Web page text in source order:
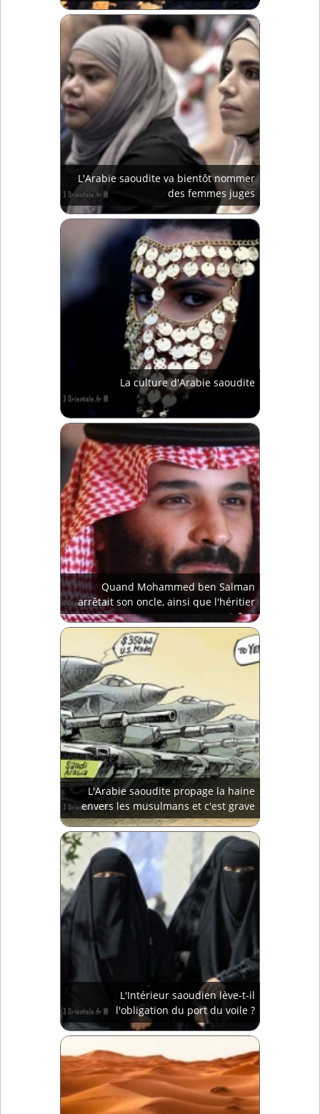
L'Arabie saoudite va bientôt nommer
des femmes juges
La culture d'Arabie saoudite
Quand Mohammed ben Salman
arrêtait son oncle, ainsi que l'héritier
au trône
L'Arabie saoudite propage la haine
envers les musulmans et c'est grave
L'Intérieur saoudien lève-t-il
l'obligation du port du voile ?